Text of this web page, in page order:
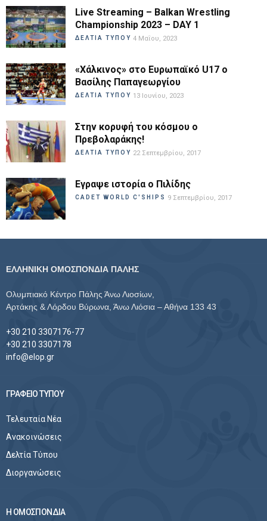
Live Streaming – Balkan Wrestling
Championship 2023 – DAY 1
ΔΕΛΤΙΑ ΤΥΠΟΥ 4 Μαΐου, 2023
«Χάλκινος» στο Ευρωπαϊκό U17 ο
Βασίλης Παπαγεωργίου
ΔΕΛΤΙΑ ΤΥΠΟΥ 13 Ιουνίου, 2023
Στην κορυφή του κόσμου ο
Πρεβολαράκης!
ΔΕΛΤΙΑ ΤΥΠΟΥ 22 Σεπτεμβρίου, 2017
Εγραψε ιστορία ο Πιλίδης
CADET WORLD C'SHIPS 9 Σεπτεμβρίου, 2017
ΕΛΛΗΝΙΚΗ ΟΜΟΣΠΟΝΔΙΑ ΠΑΛΗΣ
Ολυμπιακό Κέντρο Πάλης Άνω Λιοσίων,
Αρτάκης & Λόρδου Βύρωνα, Άνω Λιόσια – Αθήνα 133 43
+30 210 3307176-77
+30 210 3307178
info@elop.gr
ΓΡΑΦΕΙΟ ΤΥΠΟΥ
Τελευταία Νέα
Ανακοινώσεις
Δελτία Τύπου
Διοργανώσεις
Η ΟΜΟΣΠΟΝΔΙΑ